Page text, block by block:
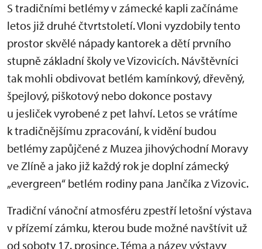
S tradičními betlémy v zámecké kapli začínáme
letos již druhé čtvrtstoletí. Vloni vyzdobily tento
prostor skvělé nápady kantorek a dětí prvního
stupně základní školy ve Vizovicích. Návštěvníci
tak mohli obdivovat betlém kamínkový, dřevěný,
špejlový, piškotový nebo dokonce postavy
u jesliček vyrobené z pet lahví. Letos se vrátíme
k tradičnějšímu zpracování, k vidění budou
betlémy zapůjčené z Muzea jihovýchodní Moravy
ve Zlíně a jako již každý rok je doplní zámecký
„evergreen“ betlém rodiny pana Jančíka z Vizovic.
Tradiční vánoční atmosféru zpestří letošní výstava
v přízemí zámku, kterou bude možné navštívit už
od soboty 17. prosince. Téma a název výstavy